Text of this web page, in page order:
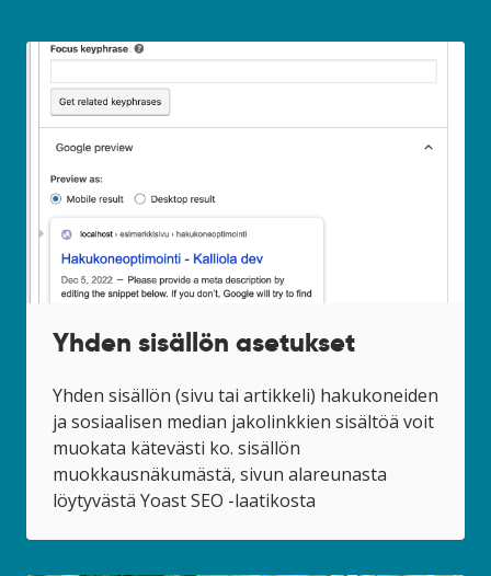
Yhden sisällön asetukset
Yhden sisällön (sivu tai artikkeli) hakukoneiden
ja sosiaalisen median jakolinkkien sisältöä voit
muokata kätevästi ko. sisällön
muokkausnäkumästä, sivun alareunasta
löytyvästä Yoast SEO -laatikosta